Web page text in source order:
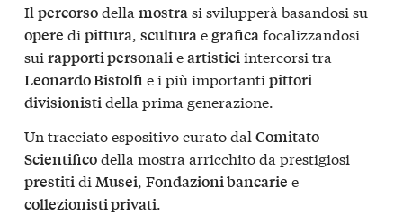
Il percorsodella mostrasi svilupperà basandosi su
opere di pittura, sculturaegraficafocalizzandosi
sui rapporti personalieartisticiintercorsi tra
Leonardo Bistolfie i più importanti pittori
divisionistidella prima generazione.
Un tracciato espositivo curato dal Comitato
Scientificodella mostra arricchito da prestigiosi
prestitidi Musei, Fondazioni bancarie e
collezionisti privati.